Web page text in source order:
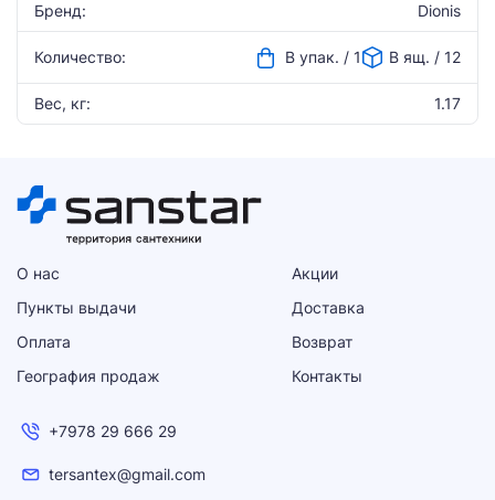
Бренд: Dionis
Количество: В упак. / 1 В ящ. / 12
Вес, кг: 1.17
О нас
Акции
Пункты выдачи
Доставка
Оплата
Возврат
География продаж
Контакты
+7978 29 666 29
tersantex@gmail.com